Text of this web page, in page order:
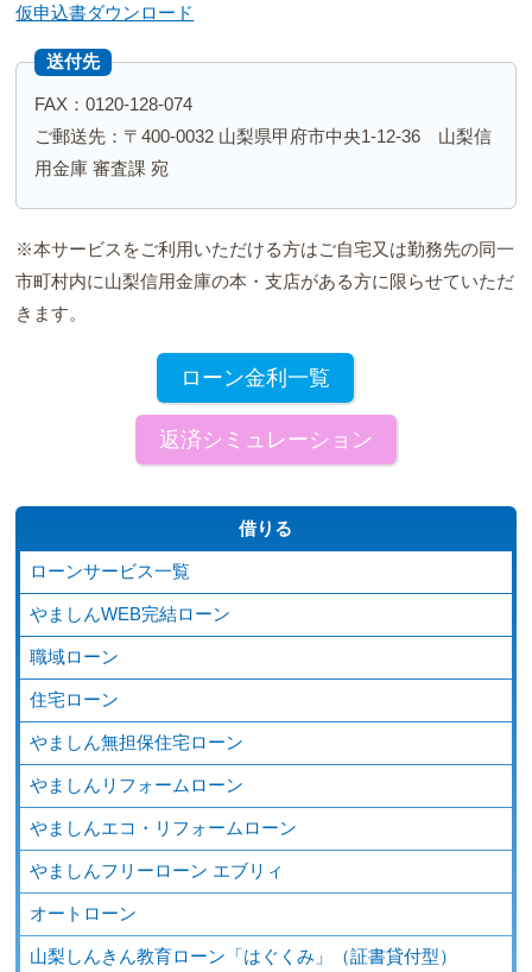
仮申込書ダウンロード
送付先
FAX：0120-128-074
ご郵送先：〒400-0032 山梨県甲府市中央1-12-36 山梨信
用金庫 審査課 宛
※本サービスをご利用いただける方はご自宅又は勤務先の同一
市町村内に山梨信用金庫の本・支店がある方に限らせていただ
きます。
ローン金利一覧
返済シミュレーション
借りる
ローンサービス一覧
やましんWEB完結ローン
職域ローン
住宅ローン
やましん無担保住宅ローン
やましんリフォームローン
やましんエコ・リフォームローン
やましんフリーローン エブリィ
オートローン
山梨しんきん教育ローン「はぐくみ」（証書貸付型）